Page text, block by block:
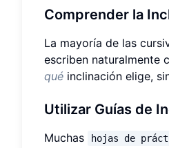
Comprender la
La mayoría de las
escriben naturalmente
qué inclinación elige,
Utilizar Guías de
Muchas hojas de